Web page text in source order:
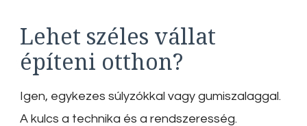
Lehet széles vállat
építeni otthon?
Igen, egykezes súlyzókkal vagy gumiszalaggal.
A kulcs a technika és a rendszeresség.